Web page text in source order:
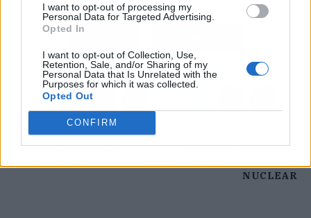
I want to opt-out of processing my
Personal Data for Targeted Advertising.
Opted In
I want to opt-out of Collection, Use,
Retention, Sale, and/or Sharing of my
Personal Data that Is Unrelated with the
Purposes for which it was collected.
Opted Out
CONFIRM
ARTÍCULO ANTERIOR ARTÍCULO SIGUIENTE
NUCLEAR